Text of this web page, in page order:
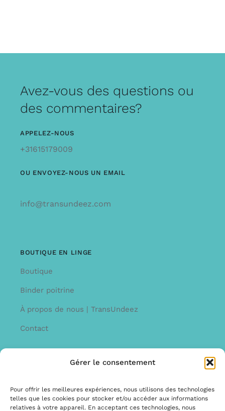
Gérer le consentement
Pour offrir les meilleures expériences, nous utilisons des technologies
telles que les cookies pour stocker et/ou accéder aux informations
relatives à votre appareil. En acceptant ces technologies, nous
Avez-vous des questions ou
des commentaires?
APPELEZ-NOUS
+31615179009
OU ENVOYEZ-NOUS UN EMAIL
info@transundeez.com
BOUTIQUE EN LINGE
Boutique
Binder poitrine
À propos de nous | TransUndeez
Contact
Offre
Garantie et réclamations